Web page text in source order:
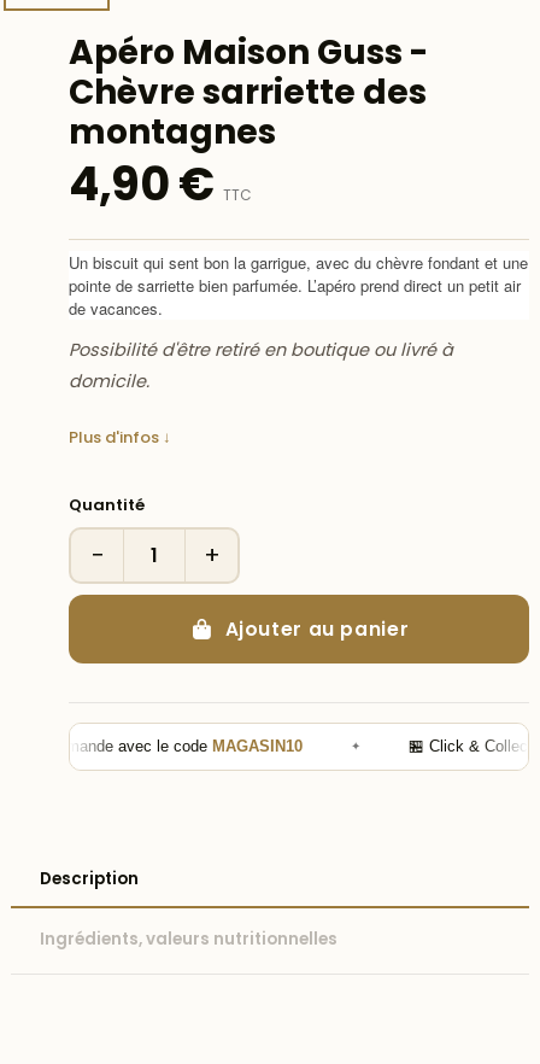
Apéro Maison Guss -
Chèvre sarriette des
montagnes
4,90 €TTC
Un biscuit qui sent bon la garrigue, avec du chèvre fondant et une
pointe de sarriette bien parfumée. L’apéro prend direct un petit air
de vacances.
Possibilité d'être retiré en boutique ou livré à
domicile.
Plus d'infos ↓
Quantité
− +
Ajouter au panier
commande avec le codeMAGASIN10 🏪 Click & Collect —
Description
Ingrédients, valeurs nutritionnelles